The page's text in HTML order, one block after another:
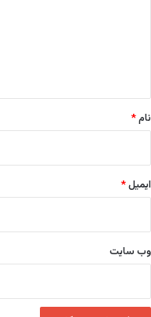
نام*
ایمیل*
وب‌ سایت